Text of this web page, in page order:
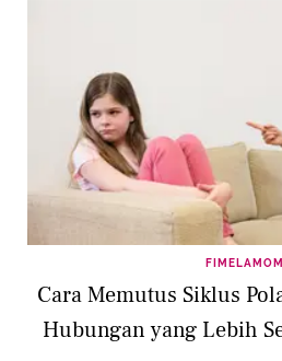
FIMELAMOM
Cara Memutus Siklus
Hubungan yang Lebih